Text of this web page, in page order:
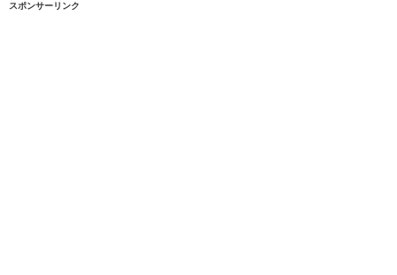
スポンサーリンク